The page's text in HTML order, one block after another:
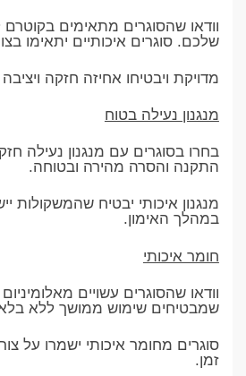
וודאו שהסוגרים מתאימים בקוטרם
שלכם. סוגרים איכותיים יתאימו
מדויקת ויבטיחו אחיזה חזקה
מנגנון נעילה בטוח
בחרו בסוגרים עם מנגנון נעילה
התקנה והסרה מהירה ובטוחה.
מנגנון איכותי יבטיח שהמשקולות
במהלך האימון.
חומר איכותי
וודאו שהסוגרים עשויים
שמבטיחים שימוש ממושך ללא
סוגרים מחומר איכותי ישמרו על
זמן.